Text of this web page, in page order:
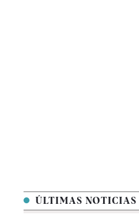
ÚLTIMAS NOTICIAS